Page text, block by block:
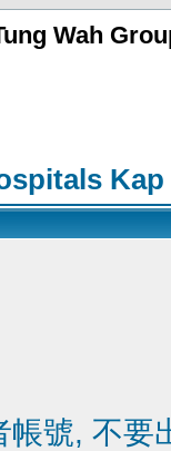
Wah
號, 不要